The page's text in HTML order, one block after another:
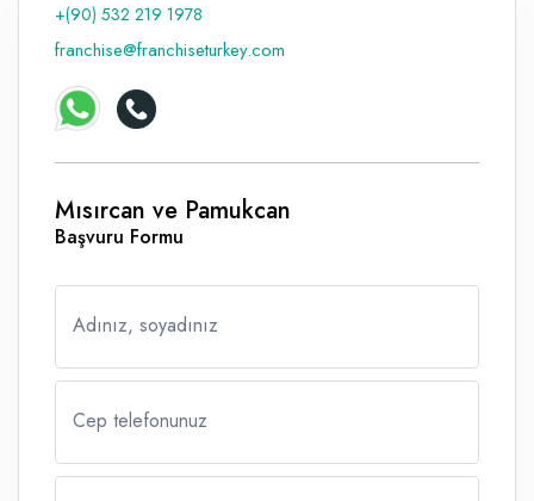
Tabela - Dijital Baskı
+(90) 532 219 1978
franchise@franchiseturkey.com
Mısırcan ve Pamukcan
Başvuru Formu
Adınız, soyadınız
Cep telefonunuz